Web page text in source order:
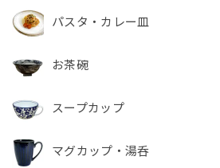
パスタ・カレー皿
お茶碗
スープカップ
マグカップ・湯呑